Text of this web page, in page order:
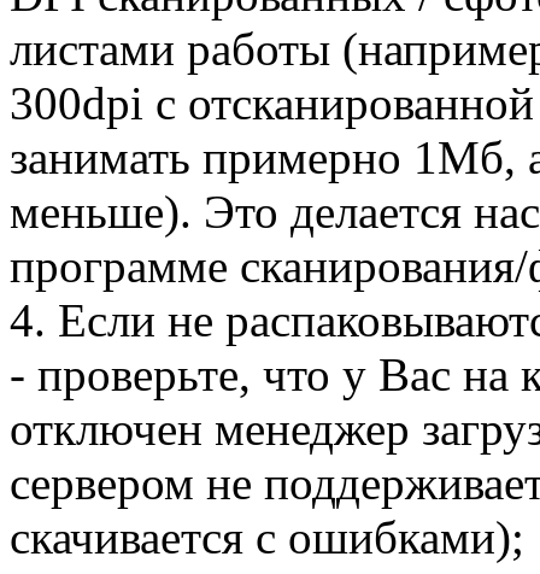
листами работы
300dpi с
занимать примерно 1Мб,
меньше). Это делается
программе
4. Если не
- проверьте, что у Вас на
отключен менеджер
сервером не
скачивается с ошибками);